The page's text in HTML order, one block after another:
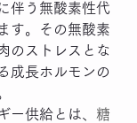
伴う無酸素性代
す。その無酸素
のストレスとな
成長ホルモンの
ー供給とは、 糖